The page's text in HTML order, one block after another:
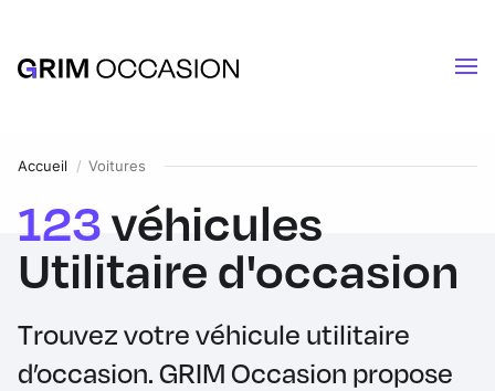
Accueil Voitures
123véhicules
Utilitaire d'occasion
Trouvez votre véhicule utilitaire
d’occasion. GRIM Occasion propose